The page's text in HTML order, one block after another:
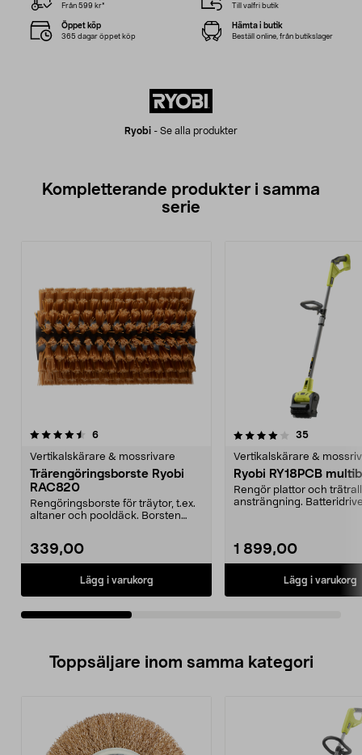
Ryobi - Se alla produkter
Från 599 kr* Till valfri butik
Öppet köp
365 dagar öppet köp
Hämta i butik
Beställ online, från butikslager
Kompletterande produkter i samma
serie
6recensioner
Vertikalskärare & mossrivare
Trärengöringsborste Ryobi
RAC820
Rengöringsborste för träytor, t.ex.
altaner och pooldäck. Borsten
339,00
Lägg i varukorg
4.0av 5 stjärnor 35recensioner
Vertikalskärare &
Ryobi RY18PCB
Rengör plattor och
ansträngning.
1 899,00
Lägg i varukorg
0.0 av 5 stjärnor
Toppsäljare inom samma kategori